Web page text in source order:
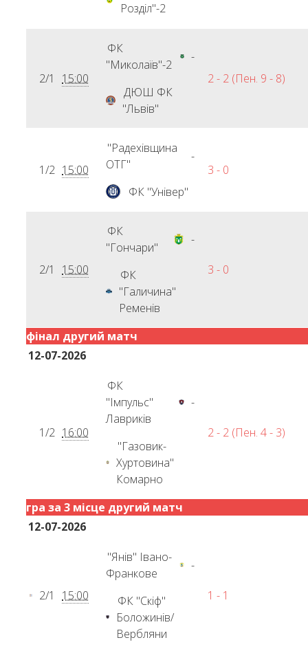
Розділ"-2
2/1 15:00
ФК
"Миколаїв"-2
-
ДЮШ ФК
"Львів"
2 - 2 (Пен. 9 - 8)
1/2 15:00
"Радехівщина
ОТГ"
-
ФК "Універ"
3 - 0
2/1 15:00
ФК
"Гончари"
-
ФК
"Галичина"
Ременів
3 - 0
фінал другий матч
12-07-2026
1/2 16:00
ФК
"Імпульс"
Лавриків
-
"Газовик-
Хуртовина"
Комарно
2 - 2 (Пен. 4 - 3)
гра за 3 місце другий матч
12-07-2026
2/1 15:00
"Янів" Івано-
Франкове
-
ФК "Скіф"
Боложинів/
Вербляни
1 - 1